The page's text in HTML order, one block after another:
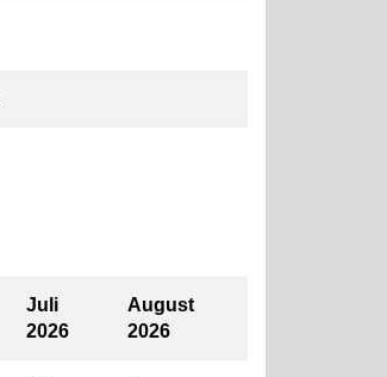
Juli
2026
August
2026